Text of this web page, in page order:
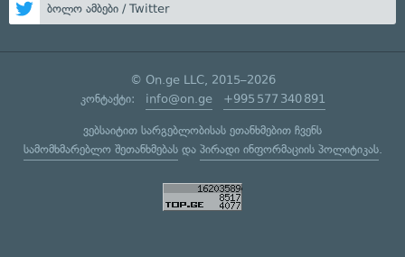
ბოლო ამბები / Twitter
© On.ge LLC, 2015–2026
კონტაქტი: info@on.ge +995 577 340 891
ვებსაიტით სარგებლობისას ეთანხმებით ჩვენს
სამომხმარებლო შეთანხმებასდა პირადი ინფორმაციის პოლიტიკას.